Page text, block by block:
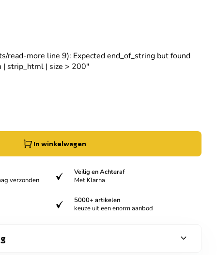
read-more line 9): Expected end_of_string but found
| strip_html | size > 200"
In winkelwagen
verzonden verified
Veilig en Achteraf
Met Klarna
verified
5000+ artikelen
keuze uit een enorm aanbod
expand_more